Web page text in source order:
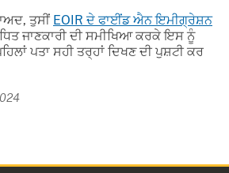
ਤੁਸੀਂ EOIR ਦੇ ਫਾਈਂਡ ਐਨ ਇਮੀਗ੍ਰੇਸ਼ਨ
ਜਾਣਕਾਰੀ ਦੀ ਸਮੀਖਿਆ ਕਰਕੇ ਇਸ ਨੂੰ
ਪਤਾ ਸਹੀ ਤਰ੍ਹਾਂ ਦਿਖਣ ਦੀ ਪੁਸ਼ਟੀ ਕਰ